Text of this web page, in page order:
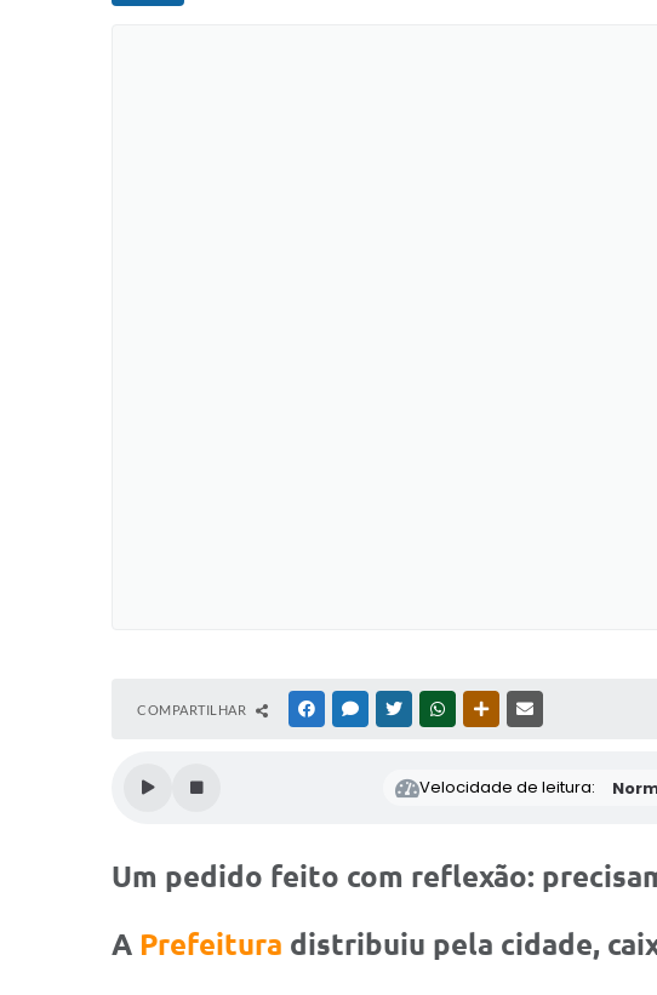
COMPARTILHAR FACEBOOKMESSENGER
TWITTERWHATSAPPOUTRAS MÍDIAS
Velocidade de leitura:
Um pedido feito com reflexão:
A Prefeitura distribuiu pela cidade,